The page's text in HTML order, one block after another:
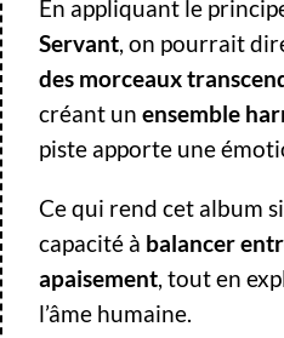
En appliquant le
Servant, on pourrait
des morceaux
créant un ensemble
piste apporte une
Ce qui rend cet album
capacité à balancer
apaisement, tout en
l’âme humaine.